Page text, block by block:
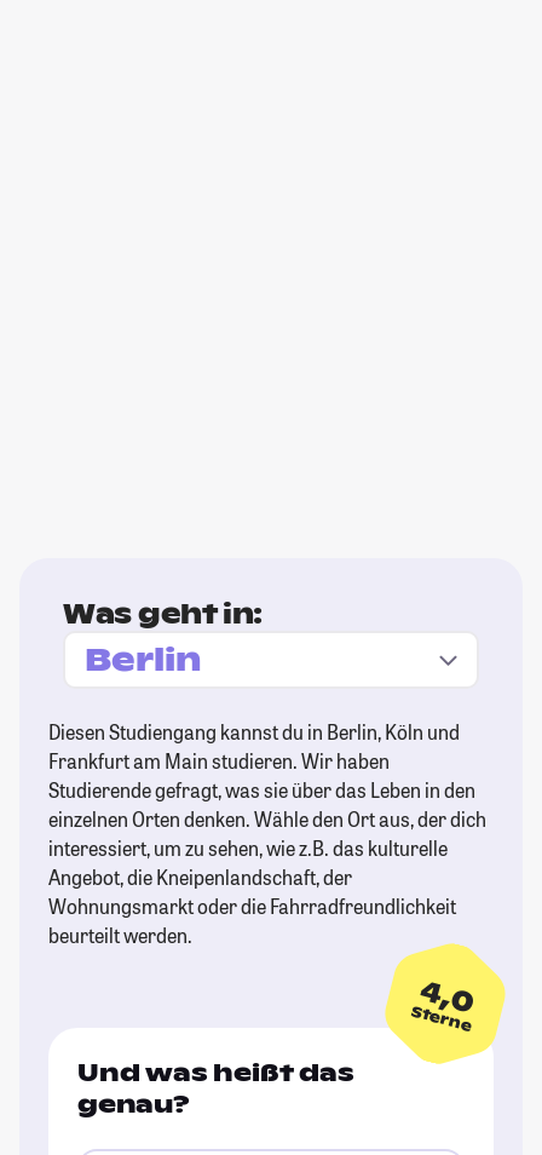
Was geht in:
Diesen Studiengang kannst du in Berlin, Köln und
Frankfurt am Main studieren. Wir haben
Studierende gefragt, was sie über das Leben in den
einzelnen Orten denken. Wähle den Ort aus, der dich
interessiert, um zu sehen, wie z.B. das kulturelle
Angebot, die Kneipenlandschaft, der
Wohnungsmarkt oder die Fahrradfreundlichkeit
beurteilt werden.
4,0
Sterne
Und was heißt das
genau?